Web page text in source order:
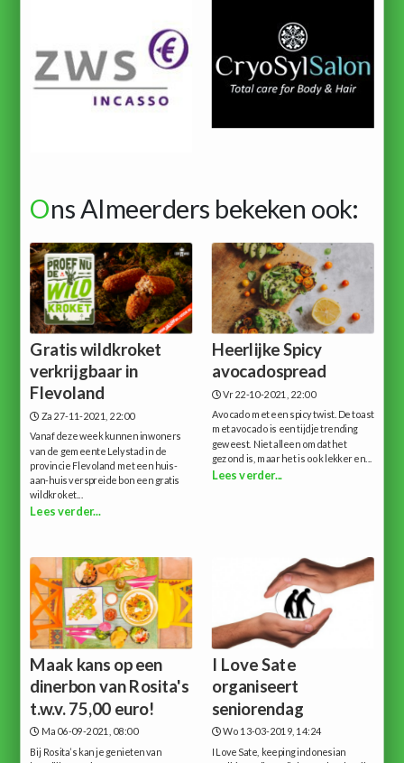
Ons Almeerders bekeken ook:
Gratis wildkroket
verkrijgbaar in
Flevoland
Za 27-11-2021, 22:00
Vanaf deze week kunnen inwoners
van de gemeente Lelystad in de
provincie Flevoland met een huis-
aan-huis verspreide bon een gratis
wildkroket...
Lees verder...
Heerlijke Spicy
avocadospread
Vr 22-10-2021, 22:00
Avocado met een spicy twist. De toast
met avocado is een tijdje trending
geweest. Niet alleen omdat het
gezond is, maar het is ook lekker en...
Lees verder...
Maak kans op een
dinerbon van Rosita's
t.w.v. 75,00 euro!
Ma 06-09-2021, 08:00
Bij Rosita’s kan je genieten van
I Love Sate
organiseert
seniorendag
Wo 13-03-2019, 14:24
I Love Sate, keeping indonesian